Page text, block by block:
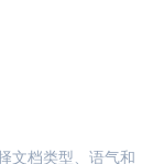
文档类型、语气和